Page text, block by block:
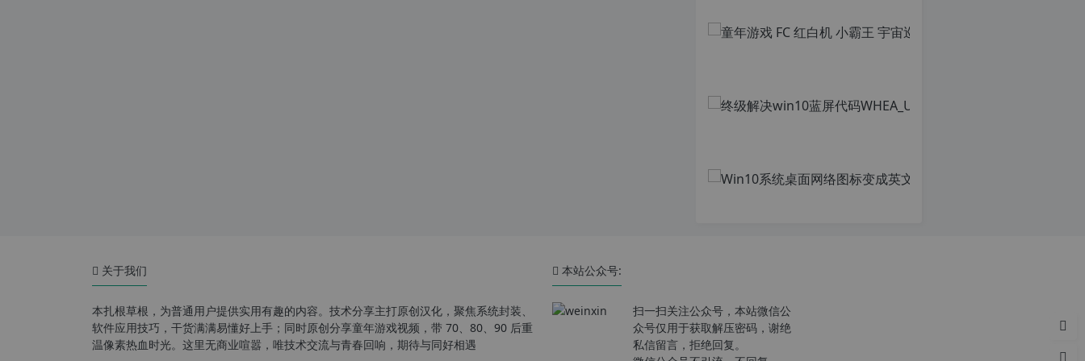
关于我们
本扎根草根，为普通用户提供实用有趣的内容。技术分享主打原创汉化，聚焦系统封装、
软件应用技巧，干货满满易懂好上手；同时原创分享童年游戏视频，带 70、80、90 后重
温像素热血时光。这里无商业喧嚣，唯技术交流与青春回响，期待与同好相遇
本站公众号:
扫一扫关注公众号，本站微信公
众号仅用于获取解压密码，谢绝
私信留言，拒绝回复。